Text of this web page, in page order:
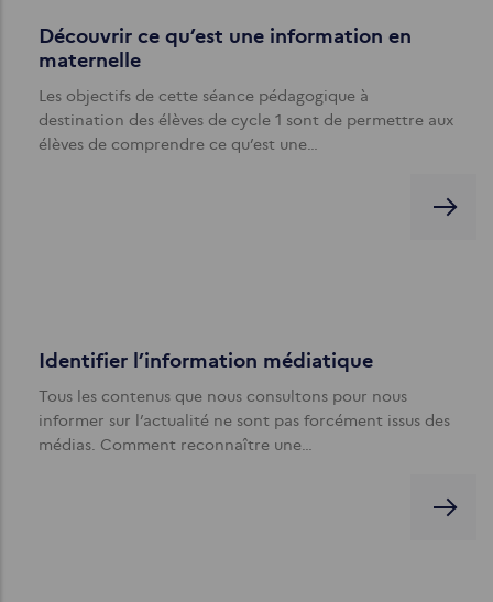
Découvrir ce qu’est une information en
maternelle
Les objectifs de cette séance pédagogique à
destination des élèves de cycle 1 sont de permettre aux
élèves de comprendre ce qu’est une…
Identifier l’information médiatique
Tous les contenus que nous consultons pour nous
informer sur l’actualité ne sont pas forcément issus des
médias. Comment reconnaître une…